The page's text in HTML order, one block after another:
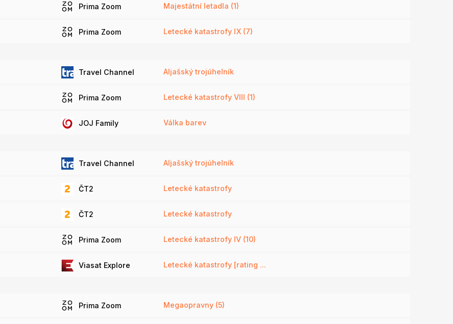
Prima Zoom Majestátní letadla (1)
Prima Zoom Letecké katastrofy IX (7)
Travel Channel Aljašský trojúhelník
Prima Zoom Letecké katastrofy VIII (1)
JOJ Family Válka barev
Travel Channel Aljašský trojúhelník
ČT2 Letecké katastrofy
ČT2 Letecké katastrofy
Prima Zoom Letecké katastrofy IV (10)
Viasat Explore Letecké katastrofy [rating ...
Prima Zoom Megaopravny (5)